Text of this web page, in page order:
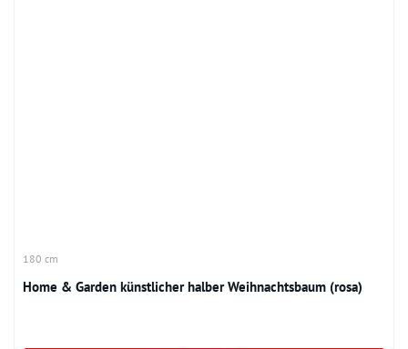
180 cm
Home & Garden künstlicher halber Weihnachtsbaum (rosa)